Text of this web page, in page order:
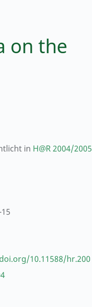
on the
in H@R 2004/2005
10.11588/hr.200